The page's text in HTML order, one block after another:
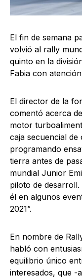
El fin de semana
volvió al rally
quinto en la
Fabia con
El director de la
comentó acerca
motor
caja secuencial de
programando
tierra antes de
mundial Junior
piloto de
él en algunos
2021”.
En nombre de
habló con
equilibrio único
interesados, que -